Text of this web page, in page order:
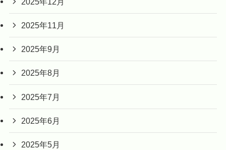
2025年11月
2025年9月
2025年8月
2025年7月
2025年6月
2025年5月